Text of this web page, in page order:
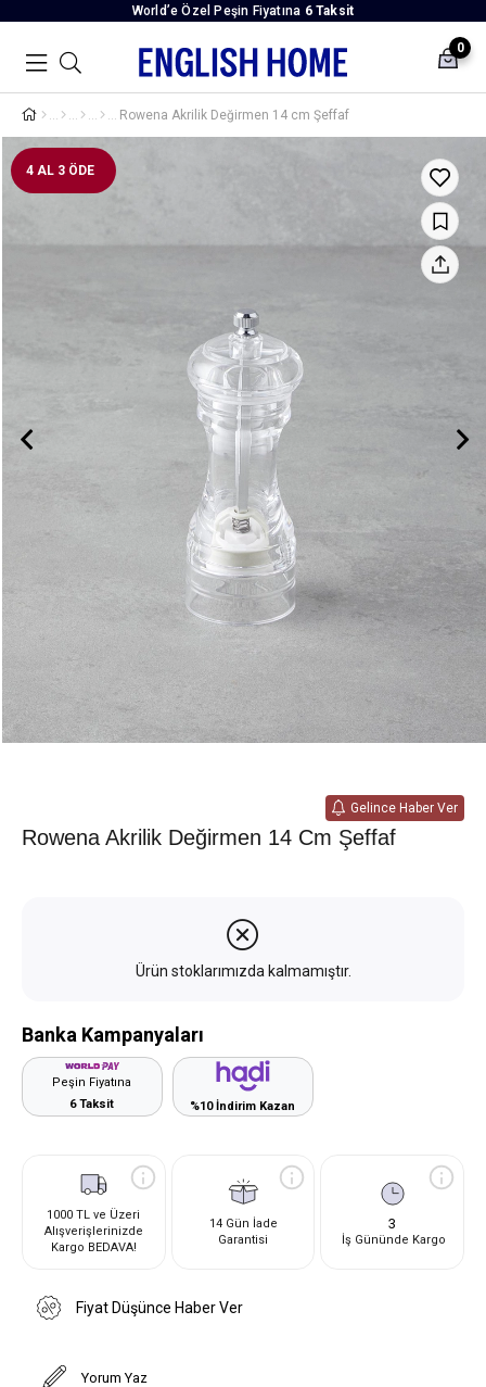
World’e Özel Peşin Fiyatına 6 Taksit
0
Rowena Akrilik Değirmen 14 cm Şeffaf
4 AL 3 ÖDE
Gelince Haber Ver
Rowena Akrilik Değirmen 14 Cm Şeffaf
Ürün stoklarımızda kalmamıştır.
Banka Kampanyaları
Peşin Fiyatına
6 Taksit
%10 İndirim Kazan
1000 TL ve Üzeri
Alışverişlerinizde
Kargo BEDAVA!
14 Gün İade
Garantisi
3
İş Gününde Kargo
Fiyat Düşünce Haber Ver
Yorum Yaz